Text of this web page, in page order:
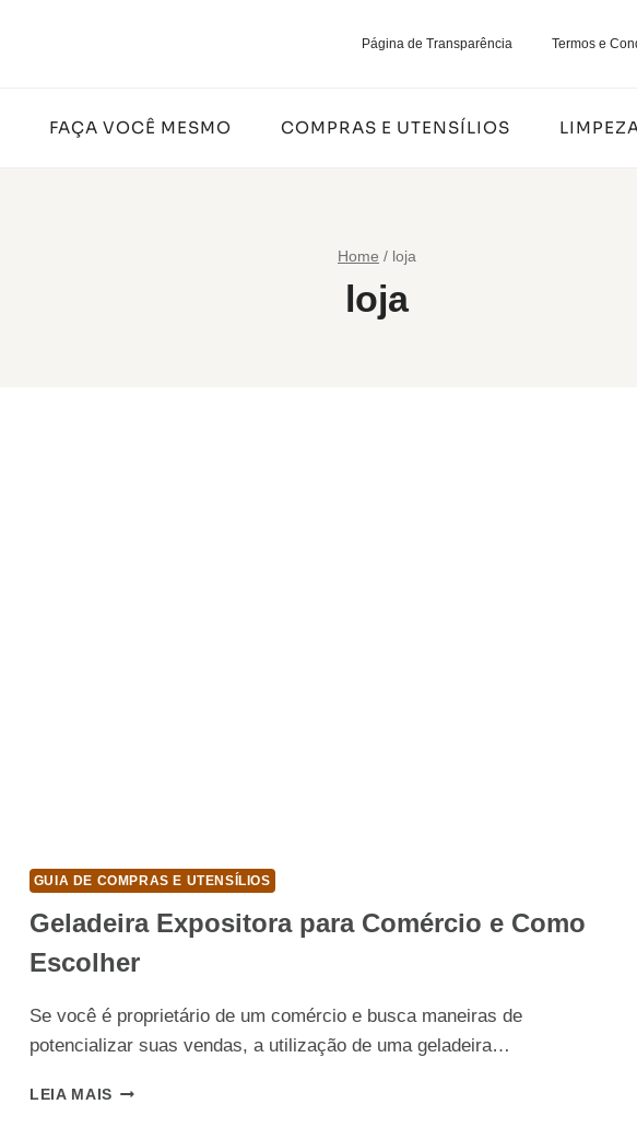
Página de Transparência Termos e
FAÇA VOCÊ MESMO COMPRAS E UTENSÍLIOS
Home / loja
loja
GUIA DE COMPRAS E UTENSÍLIOS
Geladeira Expositora para Comércio e Como
Escolher
Se você é proprietário de um comércio e busca maneiras de
potencializar suas vendas, a utilização de uma geladeira…
LEIA MAIS GELADEIRA